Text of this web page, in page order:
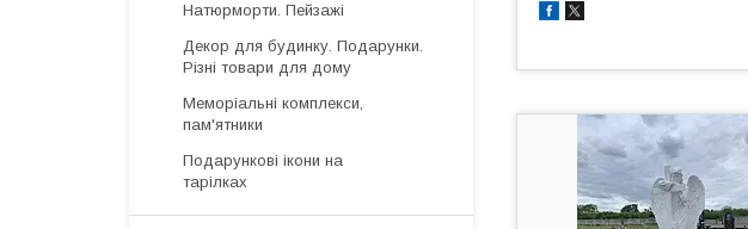
Натюрморти. Пейзажі
Декор для будинку. Подарунки.
Різні товари для дому
Меморіальні комплекси,
пам'ятники
Подарункові ікони на
тарілках